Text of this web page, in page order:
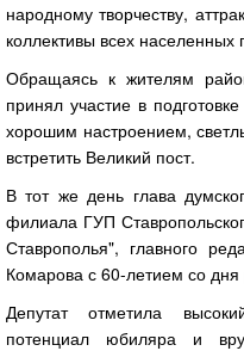
народному творчеству,
коллективы всех населенных
Обращаясь к жителям
принял участие в
хорошим настроением,
встретить Великий пост.
В тот же день глава
филиала ГУП
Ставрополья", главного
Комарова с 60-летием со
Депутат отметила
потенциал юбиляра и